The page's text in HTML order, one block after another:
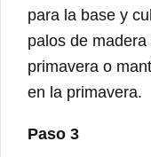
para la base y
palos de
primavera o
en la primavera.
Paso 3